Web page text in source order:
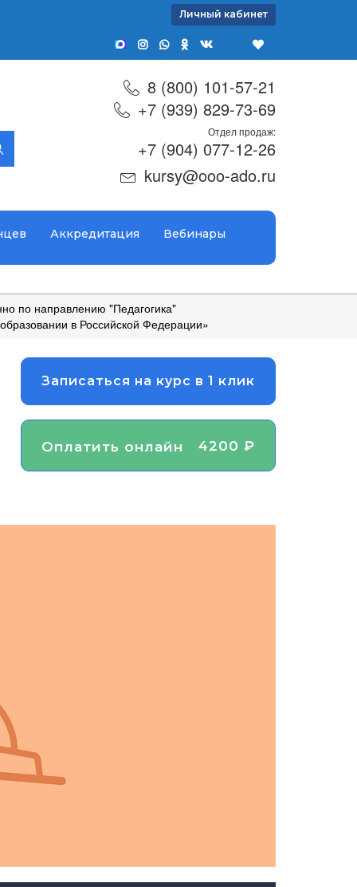
Личный кабинет
8 (800) 101-57-21
+7 (939) 829-73-69
Отдел продаж:
+7 (904) 077-12-26
kursy@ooo-ado.ru
Аккредитация Вебинары
по направлению "Педагогика"
в Российской Федерации»
Записаться на курс в 1 клик
Оплатить онлайн 4200 ₽